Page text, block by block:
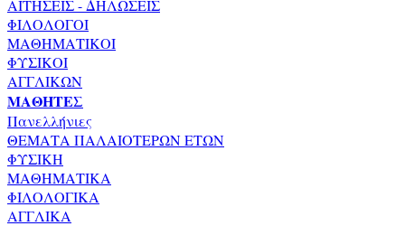
ΑΙΤΗΣΕΙΣ - ΔΗΛΩΣΕΙΣ
ΦΙΛΟΛΟΓΟΙ
ΜΑΘΗΜΑΤΙΚΟΙ
ΦΥΣΙΚΟΙ
ΑΓΓΛΙΚΩΝ
ΜΑΘΗΤΕΣ
Πανελλήνιες
ΘΕΜΑΤΑ ΠΑΛΑΙΟΤΕΡΩΝ ΕΤΩΝ
ΦΥΣΙΚΗ
ΜΑΘΗΜΑΤΙΚΑ
ΦΙΛΟΛΟΓΙΚΑ
ΑΓΓΛΙΚΑ